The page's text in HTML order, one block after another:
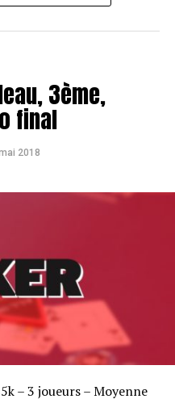
finalistes ne se décident pas !
3ème,
final
2018
– 3 joueurs – Moyenne